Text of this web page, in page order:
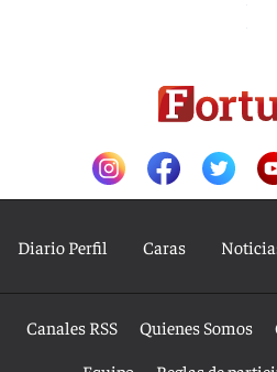
Diario Perfil Caras
Canales RSS Quienes Somos